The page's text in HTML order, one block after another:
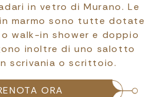
in vetro di Murano. Le
marmo sono tutte dotate
walk-in shower e doppio
inoltre di uno salotto
scrivania o scrittoio.
ORA